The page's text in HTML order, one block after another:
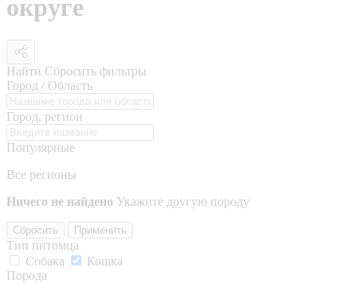
округе
Найти Сбросить фильтры
Город / Область
Город, регион
Популярные
Все регионы
Ничего не найдено Укажите другую породу
Сбросить Применить
Тип питомца
Собака
Кошка
Порода